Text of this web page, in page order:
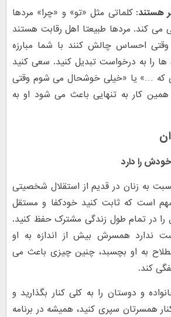
هستند:کلماتی مثل «تو» و «چرا» مردها
می کند. مردها طبیعتا اهل رقابت هستند
احساس چالش کنند با شما مبارزه
را به درخواست تبدیل کنید. سعی کنید
که …» یا «خیلی خوشحال می شوم وقتی
کار به تنهایی باعث می شود او به
به زنان در قدیم از استقلال شخصیتی
مهم است که ثابت کنید خودکفا و مستقل
را در تمام طول زندگی مشترک حفظ کنید.
ندارد همسرش بیش از اندازه به او
به او بچسبد، چنین چیزی باعث می
کند.
و دوستان را به کلی کنار بگذارید و
همسرتان سپری کنید، همیشه در برنامه